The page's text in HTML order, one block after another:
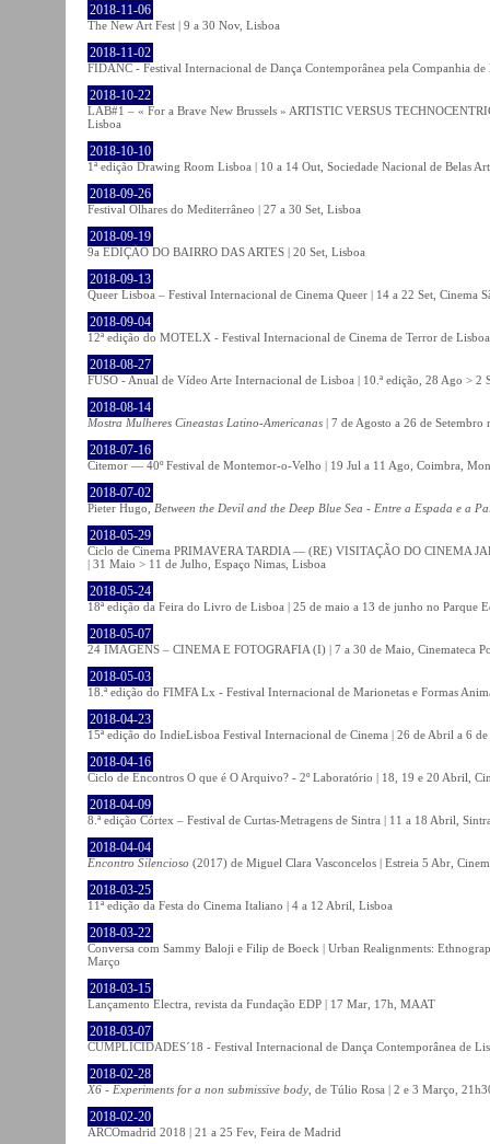
2018-11-06
The New Art Fest | 9 a 30 Nov, Lisboa
2018-11-02
FIDANC - Festival Internacional de Dança Contemporânea pela Companhia
2018-10-22
LAB#1 – « For a Brave New Brussels » ARTISTIC VERSUS
Lisboa
2018-10-10
1ª edição Drawing Room Lisboa | 10 a 14 Out, Sociedade Nacional de Belas
2018-09-26
Festival Olhares do Mediterrâneo | 27 a 30 Set, Lisboa
2018-09-19
9a EDIÇÃO DO BAIRRO DAS ARTES | 20 Set, Lisboa
2018-09-13
Queer Lisboa – Festival Internacional de Cinema Queer | 14 a 22 Set, Cinema
2018-09-04
12ª edição do MOTELX - Festival Internacional de Cinema de Terror de
2018-08-27
FUSO - Anual de Vídeo Arte Internacional de Lisboa | 10.ª edição, 28 Ago > 2
2018-08-14
Mostra Mulheres Cineastas Latino-Americanas | 7 de Agosto a 26 de Setembro
2018-07-16
Citemor — 40º Festival de Montemor-o-Velho | 19 Jul a 11 Ago, Coimbra,
2018-07-02
Pieter Hugo, Between the Devil and the Deep Blue Sea - Entre a Espada e a
2018-05-29
Ciclo de Cinema PRIMAVERA TARDIA — (RE) VISITAÇÃO DO CINEMA
| 31 Maio > 11 de Julho, Espaço Nimas, Lisboa
2018-05-24
18ª edição da Feira do Livro de Lisboa | 25 de maio a 13 de junho no Parque
2018-05-07
24 IMAGENS – CINEMA E FOTOGRAFIA (I) | 7 a 30 de Maio, Cinemateca
2018-05-03
18.ª edição do FIMFA Lx - Festival Internacional de Marionetas e Formas
2018-04-23
15ª edição do IndieLisboa Festival Internacional de Cinema | 26 de Abril a 6
2018-04-16
Ciclo de Encontros O que é O Arquivo? - 2º Laboratório | 18, 19 e 20 Abril,
2018-04-09
8.ª edição Córtex – Festival de Curtas-Metragens de Sintra | 11 a 18 Abril,
2018-04-04
Encontro Silencioso (2017) de Miguel Clara Vasconcelos | Estreia 5 Abr,
2018-03-25
11ª edição da Festa do Cinema Italiano | 4 a 12 Abril, Lisboa
2018-03-22
Conversa com Sammy Baloji e Filip de Boeck | Urban Realignments:
Março
2018-03-15
Lançamento Electra, revista da Fundação EDP | 17 Mar, 17h, MAAT
2018-03-07
CUMPLICIDADES´18 - Festival Internacional de Dança Contemporânea de
2018-02-28
X6 - Experiments for a non submissive body , de Túlio Rosa | 2 e 3 Março,
2018-02-20
ARCOmadrid 2018 | 21 a 25 Fev, Feira de Madrid